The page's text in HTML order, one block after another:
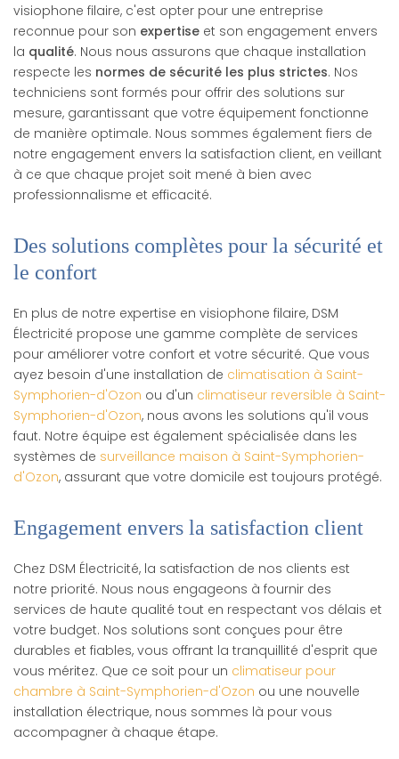
visiophone filaire, c'est opter pour une entreprise
reconnue pour son expertise et son engagement envers
la qualité. Nous nous assurons que chaque installation
respecte les normes de sécurité les plus strictes. Nos
techniciens sont formés pour offrir des solutions sur
mesure, garantissant que votre équipement fonctionne
de manière optimale. Nous sommes également fiers de
notre engagement envers la satisfaction client, en veillant
à ce que chaque projet soit mené à bien avec
professionnalisme et efficacité.
Des solutions complètes pour la sécurité et
le confort
En plus de notre expertise en visiophone filaire, DSM
Électricité propose une gamme complète de services
pour améliorer votre confort et votre sécurité. Que vous
ayez besoin d'une installation de climatisation à Saint-
Symphorien-d'Ozon ou d'un climatiseur reversible à Saint-
Symphorien-d'Ozon, nous avons les solutions qu'il vous
faut. Notre équipe est également spécialisée dans les
systèmes de surveillance maison à Saint-Symphorien-
d'Ozon, assurant que votre domicile est toujours protégé.
Engagement envers la satisfaction client
Chez DSM Électricité, la satisfaction de nos clients est
notre priorité. Nous nous engageons à fournir des
services de haute qualité tout en respectant vos délais et
votre budget. Nos solutions sont conçues pour être
durables et fiables, vous offrant la tranquillité d'esprit que
vous méritez. Que ce soit pour un climatiseur pour
chambre à Saint-Symphorien-d'Ozon ou une nouvelle
installation électrique, nous sommes là pour vous
accompagner à chaque étape.